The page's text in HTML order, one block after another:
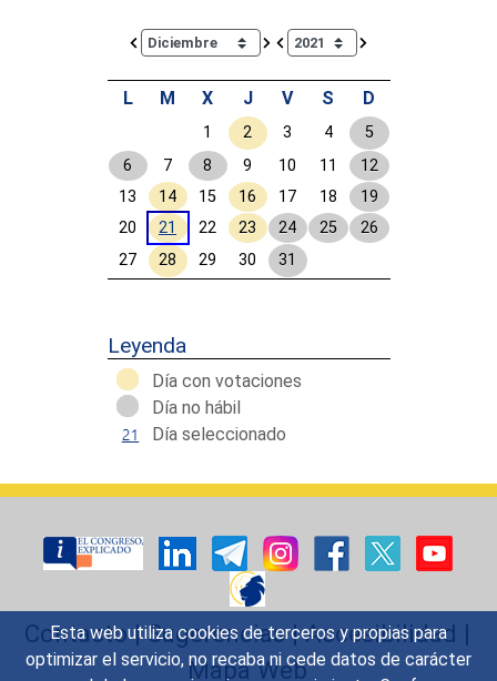
Esta web utiliza cookies de terceros y propias para
optimizar el servicio, no recaba ni cede datos de carácter
Calendar io de actividades. Doce Legislatura
L M X J V S D
1 2 3 4
5
6
7 8 9 10 11
12
13
14 15 16 17 18
19
20
21 22 23 24 25
26
27
28 29 30 31
Leyenda
Día con votaciones
Día no hábil
Día seleccionado
Contacto|Sugerencias|Accesibilidad |
Mapa Web